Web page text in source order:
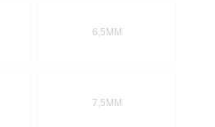
6,5MM
7,5MM